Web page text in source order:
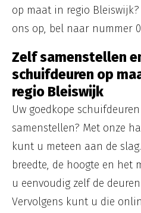
op maat in regio
ons op, bel naar nummer
Zelf samenstellen
schuifdeuren op
regio Bleiswijk
Uw goedkope
samenstellen? Met onze
kunt u meteen aan de
breedte, de hoogte en het
u eenvoudig zelf de
Vervolgens kunt u die